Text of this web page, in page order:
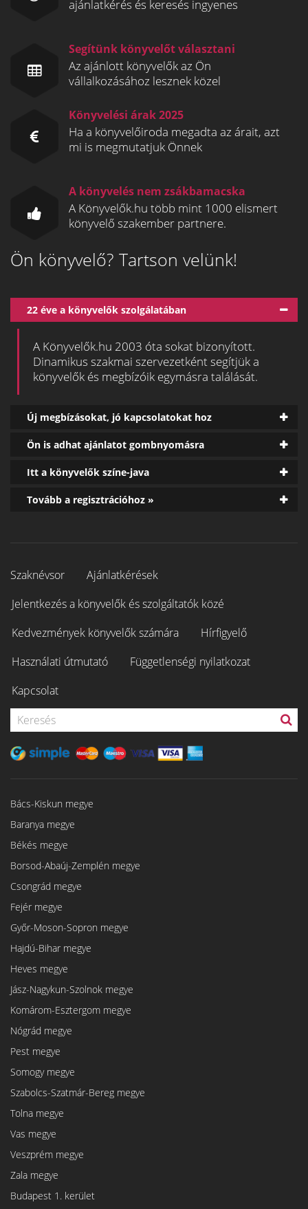
ajánlatkérés és keresés ingyenes
Segítünk könyvelőt választani
Az ajánlott könyvelők az Ön
vállalkozásához lesznek közel
Könyvelési árak 2025
Ha a könyvelőiroda megadta az árait, azt
mi is megmutatjuk Önnek
A könyvelés nem zsákbamacska
A Könyvelők.hu több mint 1000 elismert
könyvelő szakember partnere.
Ön könyvelő? Tartson velünk!
22 éve a könyvelők szolgálatában
A Könyvelők.hu 2003 óta sokat bizonyított.
Dinamikus szakmai szervezetként segítjük a
könyvelők és megbízóik egymásra találását.
Új megbízásokat, jó kapcsolatokat hoz
Ön is adhat ajánlatot gombnyomásra
Itt a könyvelők színe-java
Tovább a regisztrációhoz »
Szaknévsor
Ajánlatkérések
Jelentkezés a könyvelők és szolgáltatók közé
Kedvezmények könyvelők számára
Hírfigyelő
Használati útmutató
Függetlenségi nyilatkozat
Kapcsolat
Bács-Kiskun megye
Baranya megye
Békés megye
Borsod-Abaúj-Zemplén megye
Csongrád megye
Fejér megye
Győr-Moson-Sopron megye
Hajdú-Bihar megye
Heves megye
Jász-Nagykun-Szolnok megye
Komárom-Esztergom megye
Nógrád megye
Pest megye
Somogy megye
Szabolcs-Szatmár-Bereg megye
Tolna megye
Vas megye
Veszprém megye
Zala megye
Budapest 1. kerület